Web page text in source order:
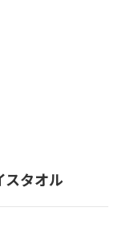
タオル